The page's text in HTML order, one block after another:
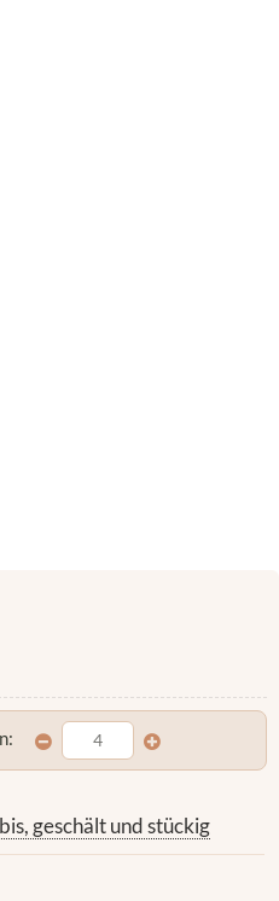
geschält und stückig